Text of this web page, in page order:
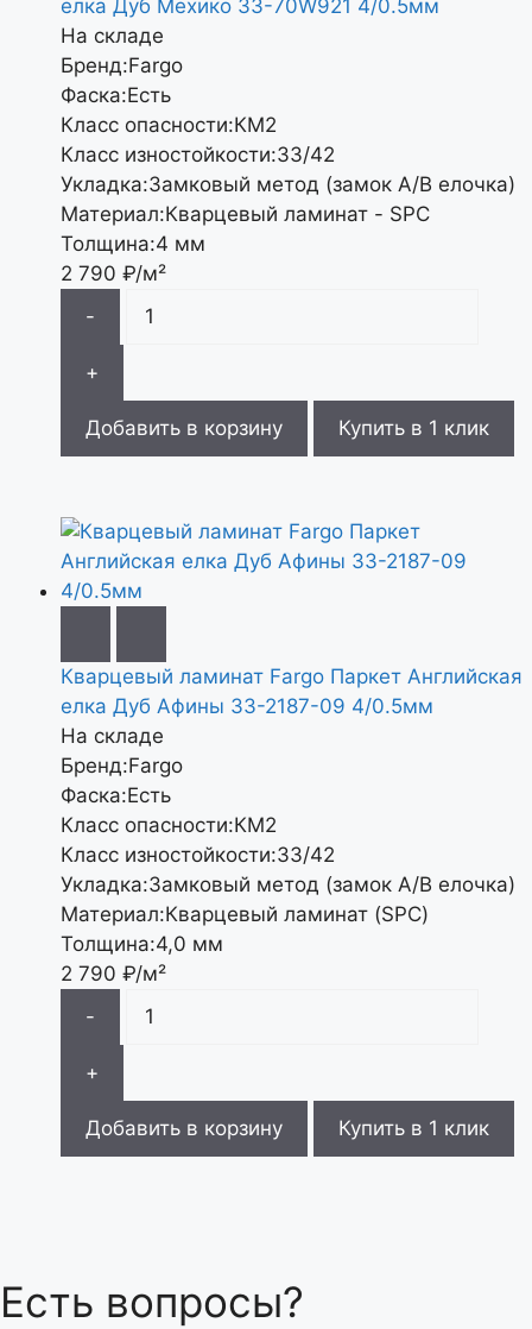
елка Дуб Мехико 33-70W921 4/0.5мм
На складе
Бренд:Fargo
Фаска:Есть
Класс опасности:КМ2
Класс изностойкости:33/42
Укладка:Замковый метод (замок А/В елочка)
Материал:Кварцевый ламинат - SPC
Толщина:4 мм
2 790 ₽/м²
-
+
Добавить в корзину Купить в 1 клик
Кварцевый ламинат Fargo Паркет Английская
елка Дуб Афины 33-2187-09 4/0.5мм
На складе
Бренд:Fargo
Фаска:Есть
Класс опасности:КМ2
Класс изностойкости:33/42
Укладка:Замковый метод (замок A/B елочка)
Материал:Кварцевый ламинат (SPC)
Толщина:4,0 мм
2 790 ₽/м²
-
+
Добавить в корзину Купить в 1 клик
Есть вопросы?